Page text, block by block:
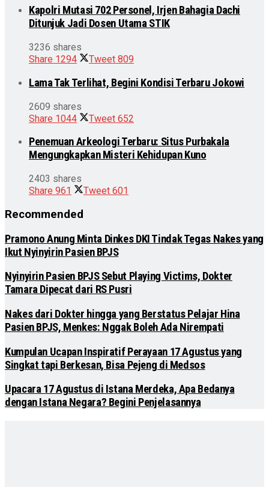
Kapolri Mutasi 702 Personel, Irjen Bahagia Dachi
Ditunjuk Jadi Dosen Utama STIK
3236 shares
Share 1294 Tweet 809
Lama Tak Terlihat, Begini Kondisi Terbaru Jokowi
2609 shares
Share 1044 Tweet 652
Penemuan Arkeologi Terbaru: Situs Purbakala
Mengungkapkan Misteri Kehidupan Kuno
2403 shares
Share 961 Tweet 601
Recommended
Pramono Anung Minta Dinkes DKI Tindak Tegas Nakes yang
Ikut Nyinyirin Pasien BPJS
Nyinyirin Pasien BPJS Sebut Playing Victims, Dokter
Tamara Dipecat dari RS Pusri
Nakes dari Dokter hingga yang Berstatus Pelajar Hina
Pasien BPJS, Menkes: Nggak Boleh Ada Nirempati
Kumpulan Ucapan Inspiratif Perayaan 17 Agustus yang
Singkat tapi Berkesan, Bisa Pejeng di Medsos
Upacara 17 Agustus di Istana Merdeka, Apa Bedanya
dengan Istana Negara? Begini Penjelasannya